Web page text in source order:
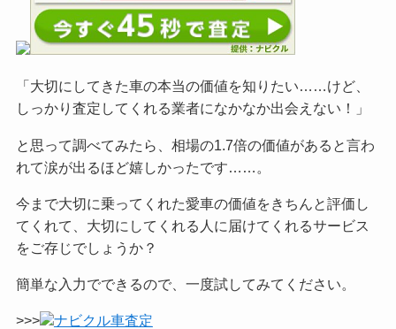
「大切にしてきた車の本当の価値を知りたい……けど、
しっかり査定してくれる業者になかなか出会えない！」
と思って調べてみたら、相場の1.7倍の価値があると言わ
れて涙が出るほど嬉しかったです……。
今まで大切に乗ってくれた愛車の価値をきちんと評価し
てくれて、大切にしてくれる人に届けてくれるサービス
をご存じでしょうか？
簡単な入力でできるので、一度試してみてください。
>>> ナビクル車査定